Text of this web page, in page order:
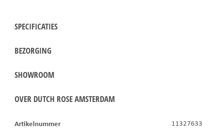
SPECIFICATIES
BEZORGING
SHOWROOM
OVER DUTCH ROSE AMSTERDAM
Artikelnummer 11327633